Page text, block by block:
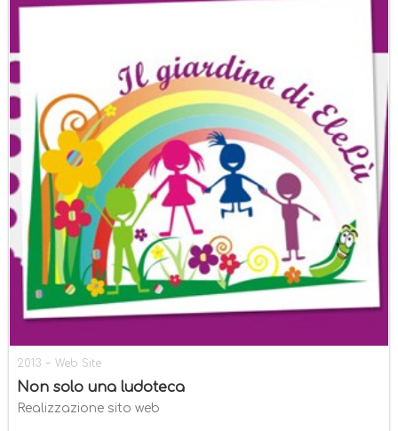
2013 - Web Site
Non solo una ludoteca
Realizzazione sito web